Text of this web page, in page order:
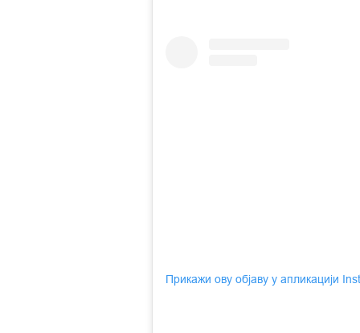
Прикажи ову објаву у апликацији